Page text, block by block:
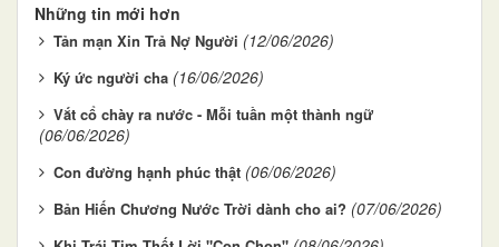
Những tin mới hơn
Tản mạn Xin Trả Nợ Người (12/06/2026)
Ký ức người cha (16/06/2026)
Vắt cổ chày ra nước - Mỗi tuần một thành ngữ
(06/06/2026)
Con đường hạnh phúc thật (06/06/2026)
Bản Hiến Chương Nước Trời dành cho ai? (07/06/2026)